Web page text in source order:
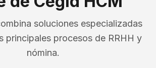
soluciones especializadas
principales procesos de RRHH y
nómina.